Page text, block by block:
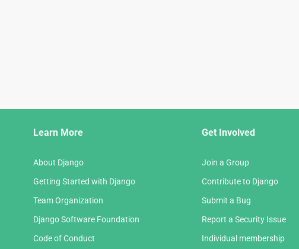
Learn More
About Django
Getting Started with Django
Team Organization
Django Software Foundation
Code of Conduct
Get Involved
Join a Group
Contribute to Django
Submit a Bug
Report a Security Issue
Individual membership